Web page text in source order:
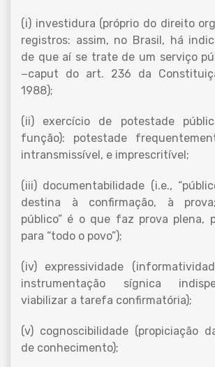
(i) investidura (próprio do direito
registros: assim, no Brasil, há
de que aí se trate de um serviço
−caput do art. 236 da
1988);
(ii) exercício de potestade
função): potestade
intransmissível, e imprescritível;
(iii) documentabilidade (i.e.,
destina à confirmação, à
público” é o que faz prova plena,
para “todo o povo”);
(iv) expressividade
instrumentação sígnica
viabilizar a tarefa confirmatória);
(v) cognoscibilidade (propiciação
de conhecimento);